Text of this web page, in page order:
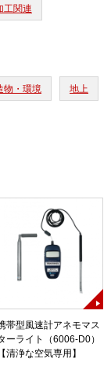
工関連
物・環境 地上
帯型風速計アネモマス
ーライト（6006-D0）
【清浄な空気専用】